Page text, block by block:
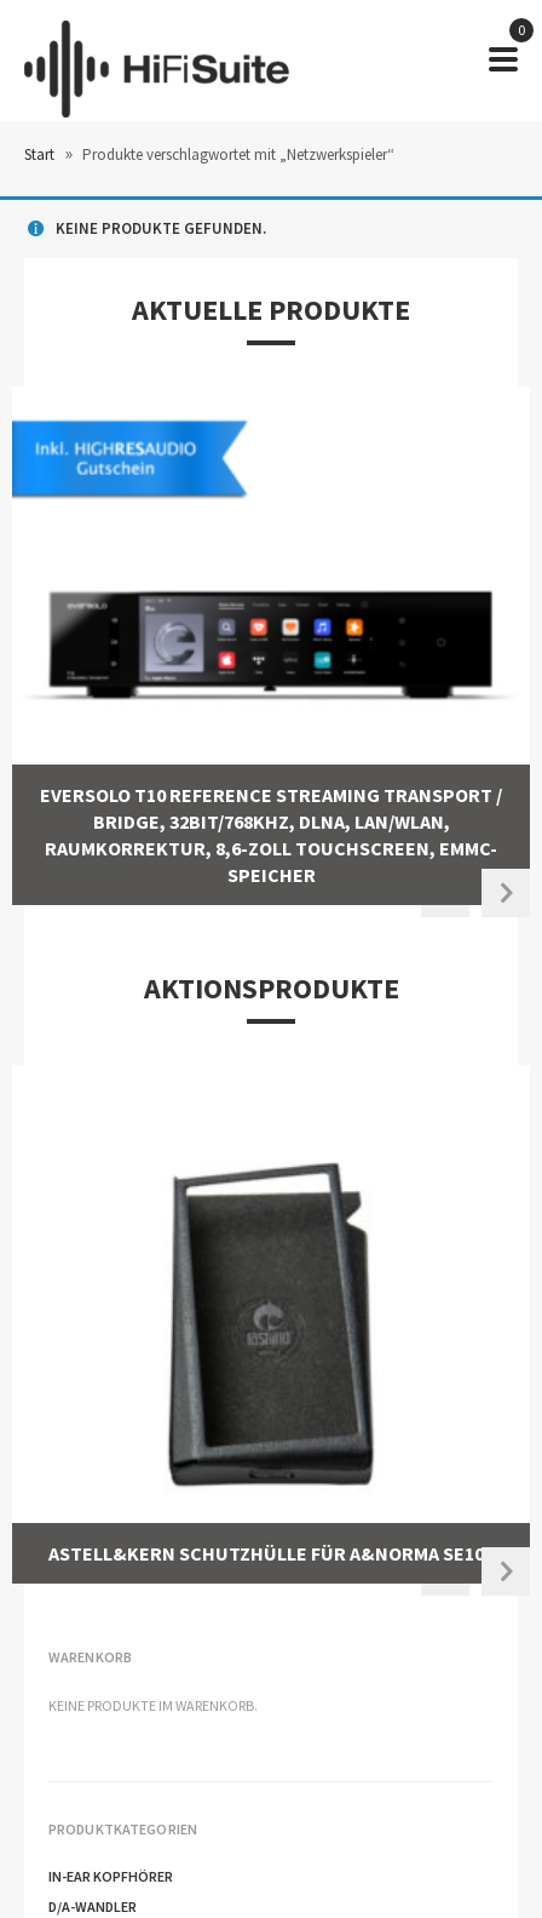
0
Start » Produkte verschlagwortet mit „Netzwerkspieler“
KEINE PRODUKTE GEFUNDEN.
AKTUELLE PRODUKTE
EVERSOLO T10 REFERENCE STREAMING TRANSPORT /
BRIDGE, 32BIT/768KHZ, DLNA, LAN/WLAN,
RAUMKORREKTUR, 8,6-ZOLL TOUCHSCREEN, EMMC-
SPEICHER
AKTIONSPRODUKTE
ASTELL&KERN SCHUTZHÜLLE FÜR A&NORMA SE100
WARENKORB
KEINE PRODUKTE IM WARENKORB.
PRODUKTKATEGORIEN
IN-EAR KOPFHÖRER
D/A-WANDLER